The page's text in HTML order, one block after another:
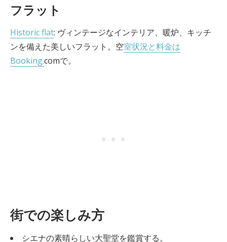
フラット
Historic flat: ヴィンテージなインテリア、暖炉、キッチ
ンを備えた美しいフラット。空室状況と料金は
Booking.comで。
街での楽しみ方
シエナの素晴らしい大聖堂を鑑賞する。